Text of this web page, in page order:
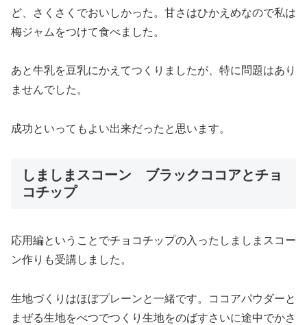
ど、さくさくでおいしかった。甘さはひかえめなので私は
梅ジャムをつけて食べました。
あと牛乳を豆乳にかえてつくりましたが、特に問題はあり
ませんでした。
成功といってもよい出来だったと思います。
しましまスコーン ブラックココアとチョ
コチップ
応用編ということでチョコチップの入ったしましまスコー
ン作りも受講しました。
生地づくりはほぼプレーンと一緒です。ココアパウダーと
まぜる生地をべつでつくり生地をのばすさいに途中でかさ